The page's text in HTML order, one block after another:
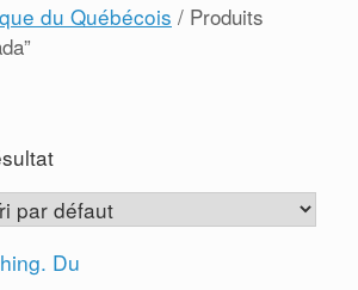
du Québécois / Produits